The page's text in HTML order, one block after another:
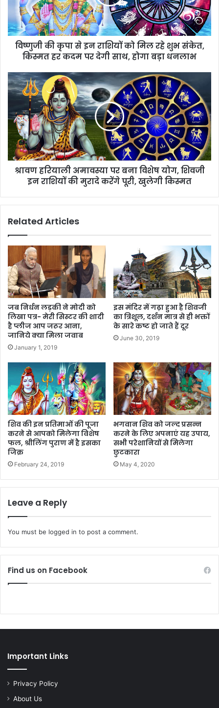
विष्णुजी की कृपा से इन राशियों को मिल रहे शुभ संकेत,
किस्मत हर कदम पर देगी साथ, होगा बड़ा धनलाभ
श्रावण हरियाली अमावस्या पर बना विशेष योग, शिवजी
इन राशियों की मुरादे करेंगे पूरी, खुलेगी किस्मत
Related Articles
जब निर्धन लड़की ने मोदी को
लिखा पत्र- मेरी सिस्टर की शादी
है प्लीज आप जरूर आना,
जानिये क्या मिला जवाब
January 1, 2019
इस मंदिर में गढ़ा हुआ है शिवजी
का त्रिशूल, दर्शन मात्र से ही भक्तों
के सारे कष्ट हो जाते हैं दूर
June 30, 2019
शिव की इन प्रतिमाओं की पूजा
करने से आपको मिलेगा विशेष
फल, श्रीलिंग पुराण में है इसका
जिक्र
February 24, 2019
भगवान शिव को जल्द प्रसन्न
करने के लिए अपनाएं यह उपाय,
सभी परेशानियों से मिलेगा
छुटकारा
May 4, 2020
Leave a Reply
You must be logged in to post a comment.
Find us on Facebook
Important Links
Privacy Policy
About Us